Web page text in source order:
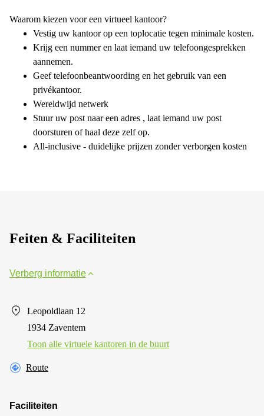
Waarom kiezen voor een virtueel kantoor?
Vestig uw kantoor op een toplocatie tegen minimale kosten.
Krijg een nummer en laat iemand uw telefoongesprekken
aannemen.
Geef telefoonbeantwoording en het gebruik van een
privékantoor.
Wereldwijd netwerk
Stuur uw post naar een adres , laat iemand uw post
doorsturen of haal deze zelf op.
All-inclusive - duidelijke prijzen zonder verborgen kosten
Feiten & Faciliteiten
Verberg informatie
Leopoldlaan 12
1934 Zaventem
Toon alle virtuele kantoren in de buurt
Route
Faciliteiten